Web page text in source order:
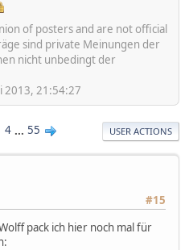
of posters and are not official
sind private Meinungen der
nicht unbedingt der
2013, 21:54:27
4 ... 55 USER ACTIONS
#15
pack ich hier noch mal für